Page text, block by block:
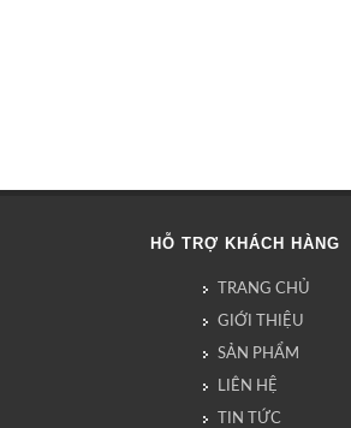
HỖ TRỢ KHÁCH HÀNG
TRANG CHỦ
GIỚI THIỆU
SẢN PHẨM
LIÊN HỆ
TIN TỨC